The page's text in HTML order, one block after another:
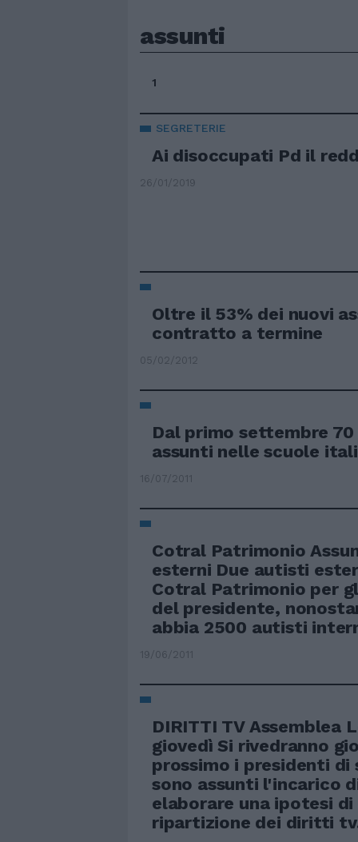
assunti
1
SEGRETERIE
Ai disoccupati Pd il
26/01/2019
Oltre il 53% dei nuovi
contratto a termine
05/02/2012
Dal primo settembre
assunti nelle scuole
16/07/2011
Cotral Patrimonio
esterni Due autisti
Cotral Patrimonio per
del presidente,
abbia 2500 autisti
19/06/2011
DIRITTI TV Assemblea
giovedì Si rivedranno
prossimo i presidenti di
sono assunti l'incarico
elaborare una ipotesi
ripartizione dei diritti